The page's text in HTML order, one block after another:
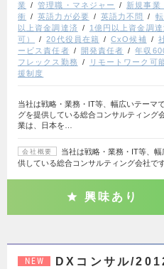
業
管理職・マネジャー 新規事業
衝
英語力が必要 英語力不問
以上資金調達済
1億円以上資金調達
可）
20代役員在籍 CxO候補
ービス責任者
開発責任者 年収
フレックス勤務
リモートワーク可
援制度
当社は戦略・業務・IT等、幅広いテーマ
グを提供している総合コンサルティング
業は、日本を…
会社概要
当社は戦略・業務・IT等、
供している総合コンサルティング会社で
興味あり
NEW
DXコンサル/